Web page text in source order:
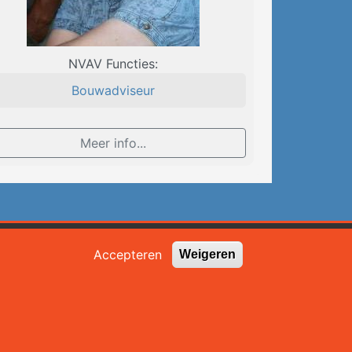
NVAV Functies:
Bouwadviseur
Meer info...
Accepteren Weigeren